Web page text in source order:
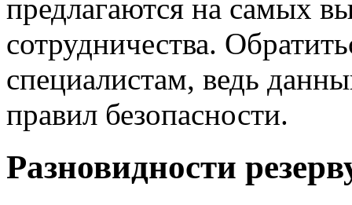
предлагаются на самых
сотрудничества.
специалистам, ведь
правил безопасности.
Разновидности